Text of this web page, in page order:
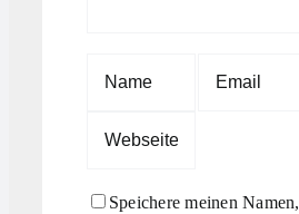
Speichere meinen Namen,